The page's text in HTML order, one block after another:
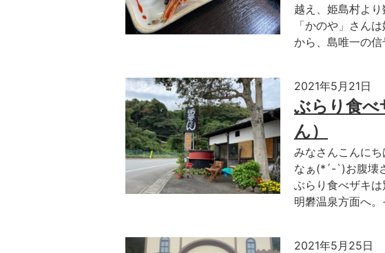
越え、姫島村よ
「かのや」さん
から、島唯一の
2021年5月21日
ぶらり食べ
ん）
みなさんこんに
なぁ(*´-`)お腹壊
ぶらり食べザキ
明礬温泉方面へ
2021年5月25日